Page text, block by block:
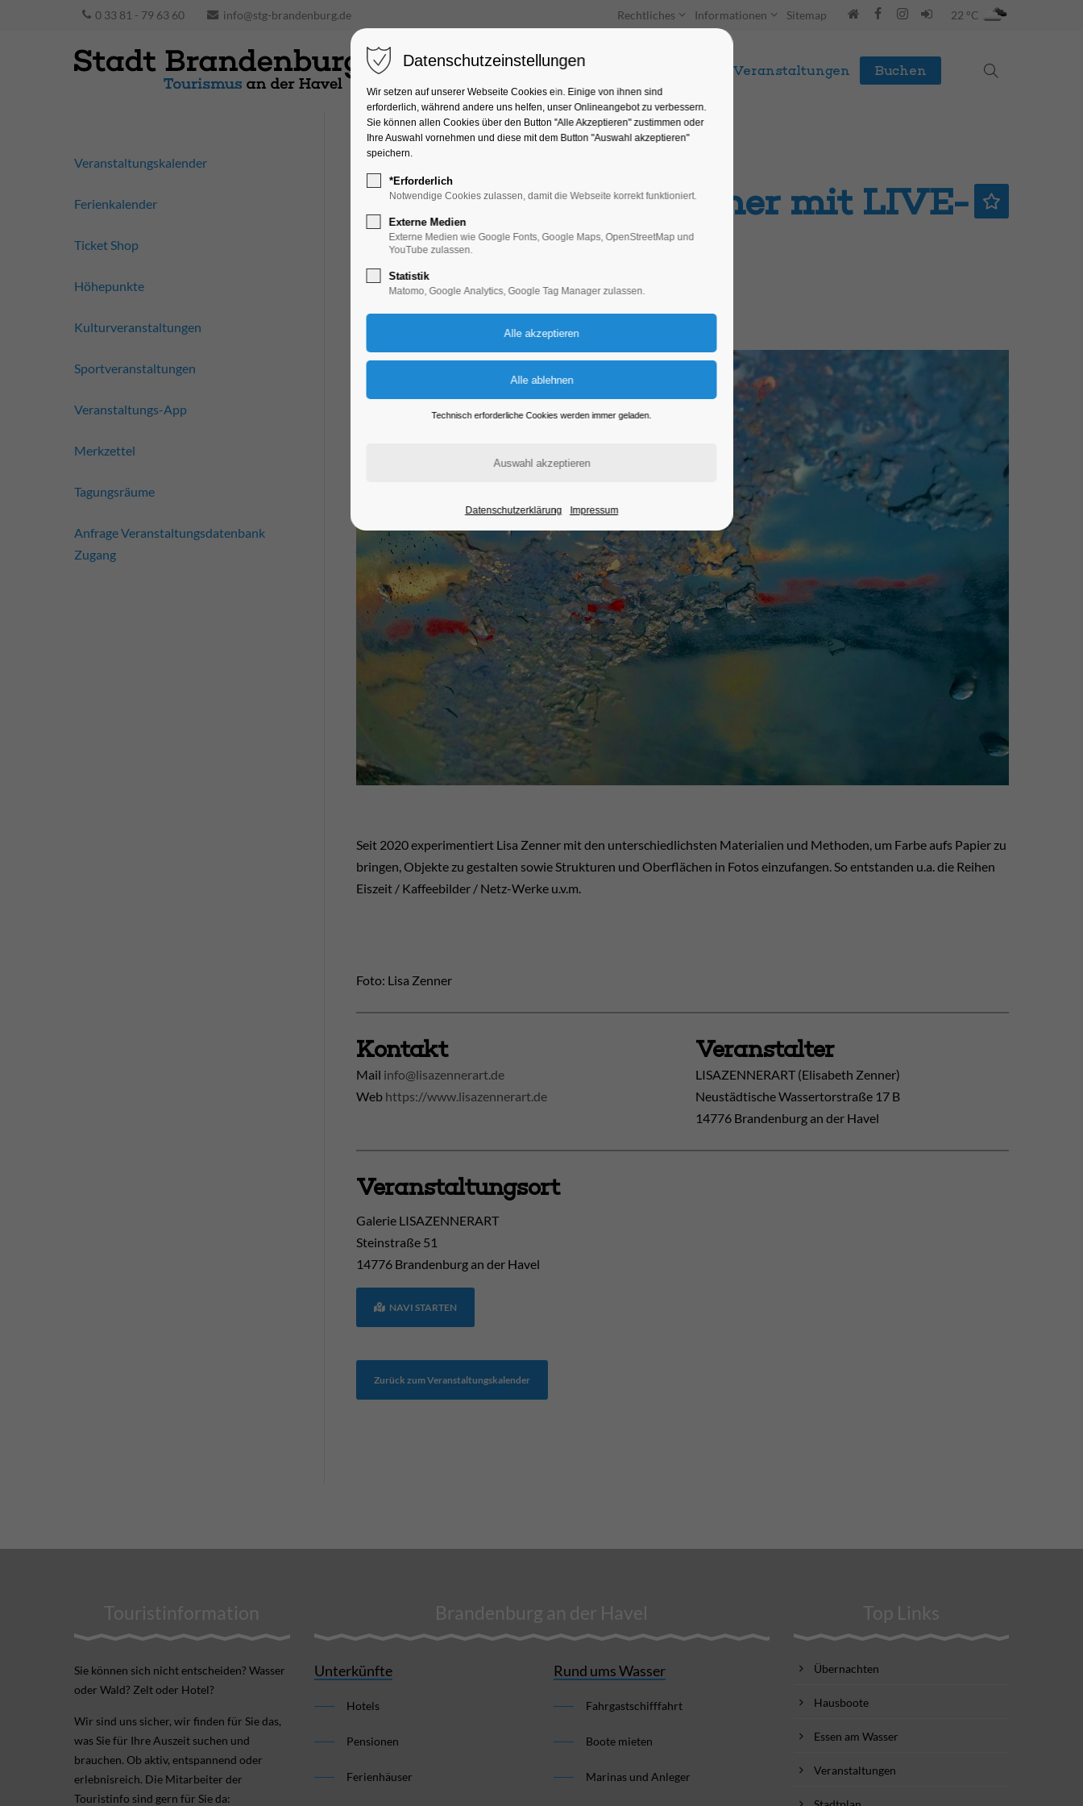
0 33 81 - 79 63 60 info@stg-brandenburg.de Rechtliches Informationen Sitemap 22 °C
Unterkünfte Entdecken & Erleben Veranstaltungen Buchen
Vernissage Lisa Zenner mit LIVE-
Musik
Ausstellung
16.02.2024, 19:00–21:00
Seit 2020 experimentiert Lisa Zenner mit den unterschiedlichsten Materialien und Methoden, um Farbe aufs Papier zu
bringen, Objekte zu gestalten sowie Strukturen und Oberflächen in Fotos einzufangen. So entstanden u.a. die Reihen
Eiszeit / Kaffeebilder / Netz-Werke u.v.m.
Foto: Lisa Zenner
Kontakt
Mail info@lisazennerart.de
Web https://www.lisazennerart.de
Veranstalter
LISAZENNERART (Elisabeth Zenner)
Neustädtische Wassertorstraße 17 B
14776 Brandenburg an der Havel
Veranstaltungsort
Galerie LISAZENNERART
Steinstraße 51
14776 Brandenburg an der Havel
NAVI STARTEN
Zurück zum Veranstaltungskalender
Veranstaltungskalender
Ferienkalender
Ticket Shop
Höhepunkte
Kulturveranstaltungen
Sportveranstaltungen
Veranstaltungs-App
Merkzettel
Tagungsräume
Anfrage Veranstaltungsdatenbank
Zugang
Touristinformation
Sie können sich nicht ent­scheiden? Wasser
oder Wald? Zelt oder Hotel?
Wir sind uns sicher, wir finden für Sie das,
was Sie für Ihre Aus­zeit suchen und
brauchen. Ob aktiv, ent­spannend oder
erlebnis­reich. Die Mitarbeiter der
Touristinfo sind gern für Sie da:
Brandenburg an der Havel
Unterkünfte
Hotels
Pensionen
Ferienhäuser
Rund ums Wasser
Fahrgastschifffahrt
Boote mieten
Marinas und Anleger
Top Links
Übernachten
Hausboote
Essen am Wasser
Veranstaltungen
Datenschutzeinstellungen
Wir setzen auf unserer Webseite Cookies ein. Einige von ihnen sind
erforderlich, während andere uns helfen, unser Onlineangebot zu verbessern.
Sie können allen Cookies über den Button "Alle Akzeptieren" zustimmen oder
Ihre Auswahl vornehmen und diese mit dem Button "Auswahl akzeptieren"
speichern.
*Erforderlich
Notwendige Cookies zulassen, damit die Webseite korrekt funktioniert.
Externe Medien
Externe Medien wie Google Fonts, Google Maps, OpenStreetMap und
YouTube zulassen.
Statistik
Matomo, Google Analytics, Google Tag Manager zulassen.
Technisch erforderliche Cookies werden immer geladen.
Datenschutzerklärung Impressum